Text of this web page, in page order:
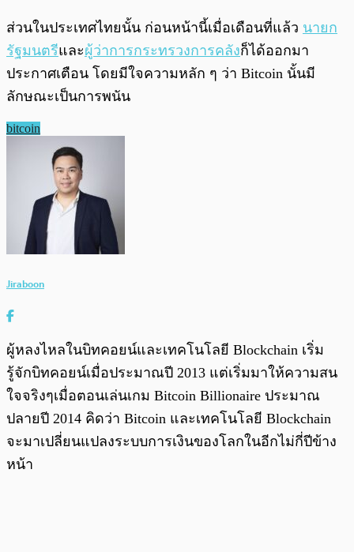
ส่วนในประเทศไทยนั้น ก่อนหน้านี้เมื่อเดือนที่แล้ว นายก
รัฐมนตรีและผู้ว่าการกระทรวงการคลังก็ได้ออกมา
ประกาศเตือน โดยมีใจความหลัก ๆ ว่า Bitcoin นั้นมี
ลักษณะเป็นการพนัน
bitcoin
Jiraboon
ผู้หลงไหลในบิทคอยน์และเทคโนโลยี Blockchain เริ่ม
รู้จักบิทคอยน์เมื่อประมาณปี 2013 แต่เริ่มมาให้ความสน
ใจจริงๆเมื่อตอนเล่นเกม Bitcoin Billionaire ประมาณ
ปลายปี 2014 คิดว่า Bitcoin และเทคโนโลยี Blockchain
จะมาเปลี่ยนแปลงระบบการเงินของโลกในอีกไม่กี่ปีข้าง
หน้า